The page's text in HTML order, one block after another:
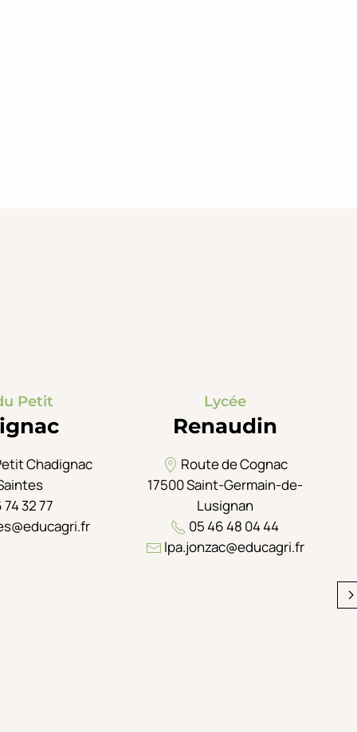
Petit
Chadignac
32 77
Lycée
Renaudin
Route de Cognac
17500 Saint-Germain-de-
Lusignan
05 46 48 04 44
lpa.jonzac@educagri.fr